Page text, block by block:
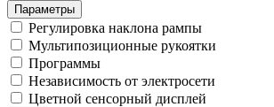
Параметры
Регулировка наклона рампы
Мультипозиционные рукоятки
Программы
Независимость от электросети
Цветной сенсорный дисплей